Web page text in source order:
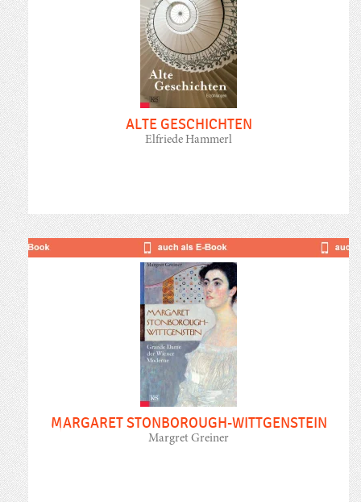
ALTE GESCHICHTEN
Elfriede Hammerl
MARGARET STONBOROUGH-WITTGENSTEIN
Margret Greiner